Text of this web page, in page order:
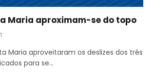
Maria aproximam-se do topo
Maria aproveitaram os deslizes dos três
para se…